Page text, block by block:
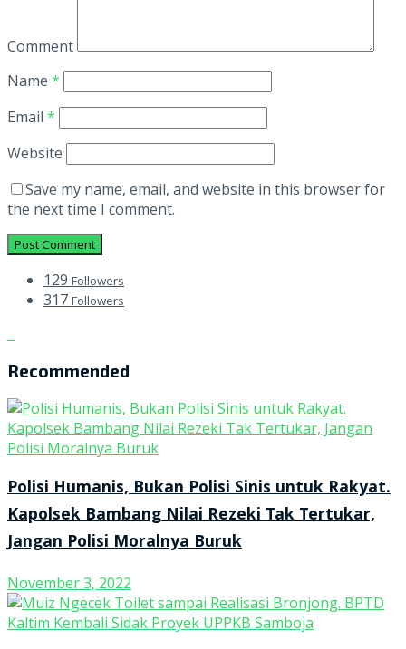
Comment
Name *
Email *
Website
Save my name, email, and website in this browser for
the next time I comment.
129 Followers
317 Followers
Recommended
Polisi Humanis, Bukan Polisi Sinis untuk Rakyat.
Kapolsek Bambang Nilai Rezeki Tak Tertukar,
Jangan Polisi Moralnya Buruk
November 3, 2022